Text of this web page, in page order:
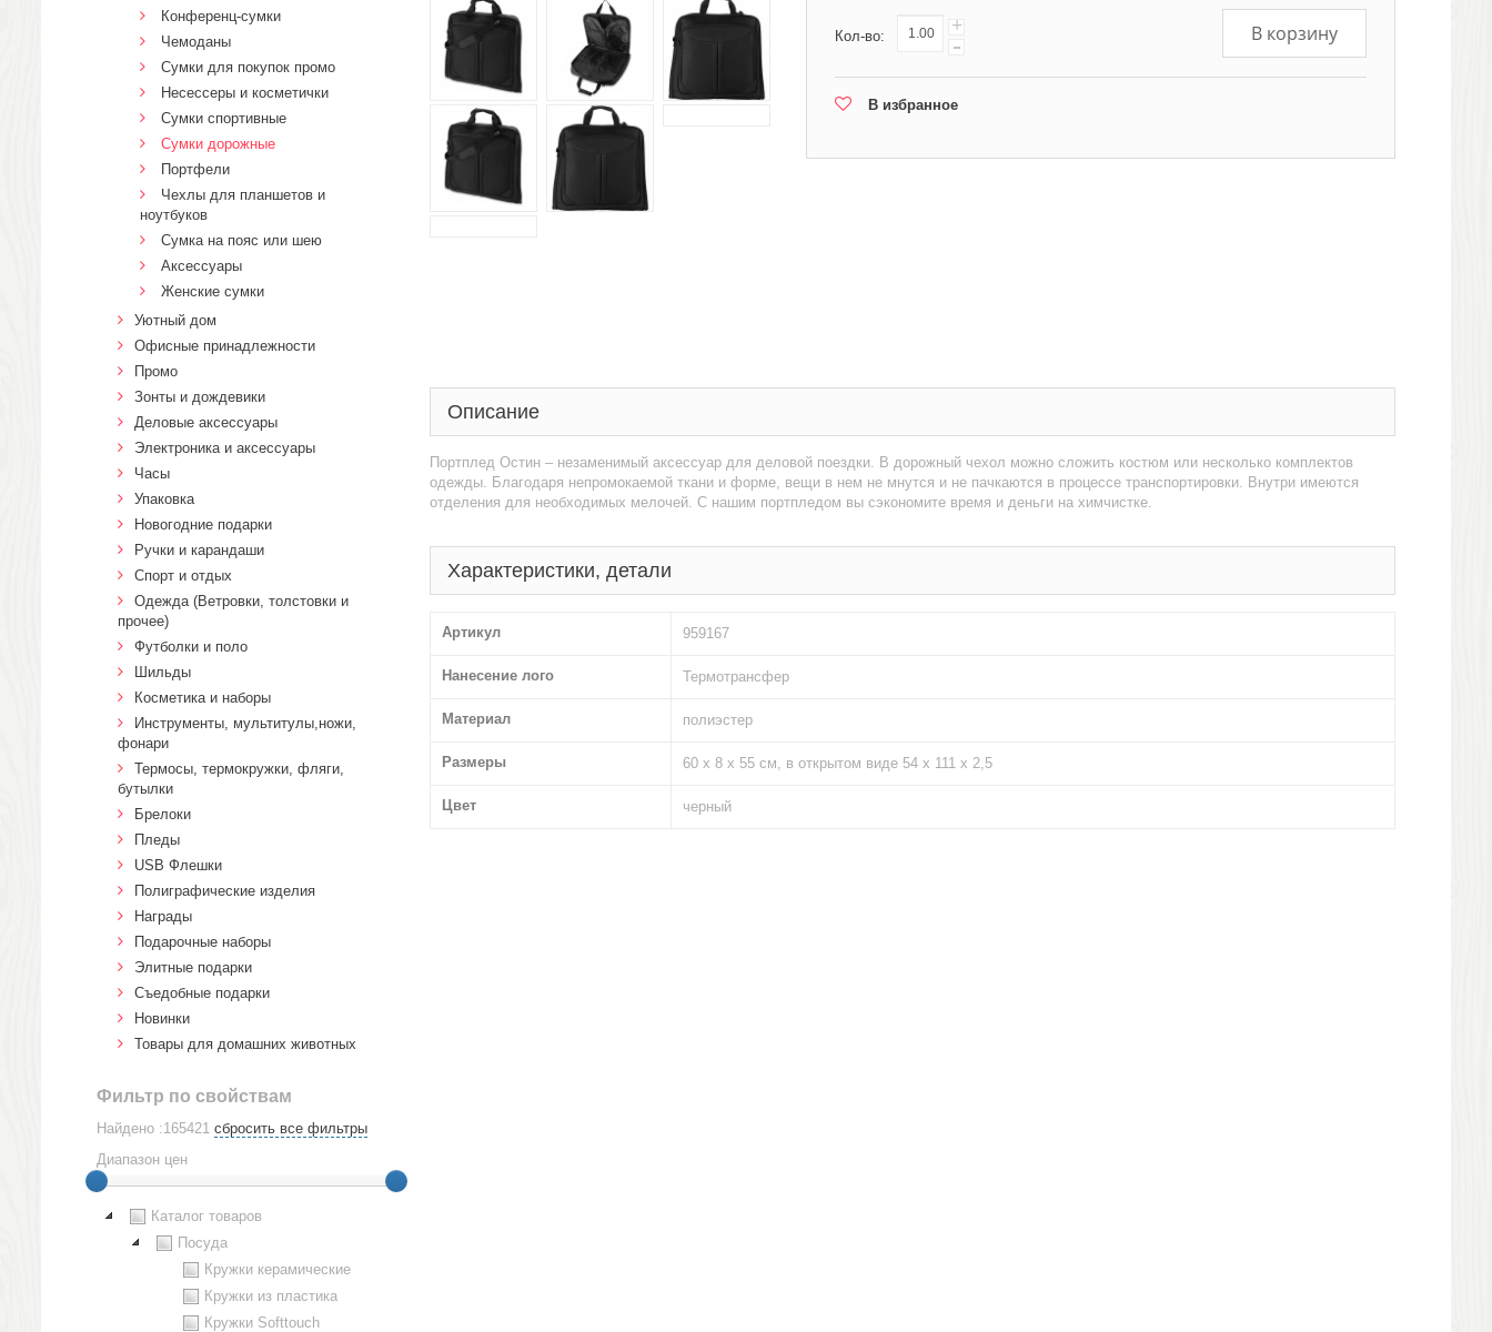
Кол-во: +
- В корзину
В избранное
Описание
Портплед Остин – незаменимый аксессуар для деловой поездки. В дорожный чехол можно сложить костюм или несколько комплектов
одежды. Благодаря непромокаемой ткани и форме, вещи в нем не мнутся и не пачкаются в процессе транспортировки. Внутри имеются
отделения для необходимых мелочей. С нашим портпледом вы сэкономите время и деньги на химчистке.
Характеристики, детали
Артикул 959167
Нанесение лого Термотрансфер
Материал полиэстер
Размеры 60 х 8 х 55 см, в открытом виде 54 х 111 х 2,5
Цвет черный
Конференц-сумки
Чемоданы
Сумки для покупок промо
Несессеры и косметички
Сумки спортивные
Сумки дорожные
Портфели
Чехлы для планшетов и
ноутбуков
Сумка на пояс или шею
Аксессуары
Женские сумки
Уютный дом
Офисные принадлежности
Промо
Зонты и дождевики
Деловые аксессуары
Электроника и аксессуары
Часы
Упаковка
Новогодние подарки
Ручки и карандаши
Спорт и отдых
Одежда (Ветровки, толстовки и
прочее)
Футболки и поло
Шильды
Косметика и наборы
Инструменты, мультитулы,ножи,
фонари
Термосы, термокружки, фляги,
бутылки
Брелоки
Пледы
USB Флешки
Полиграфические изделия
Награды
Подарочные наборы
Элитные подарки
Cъедобные подарки
Новинки
Товары для домашних животных
Фильтр по свойствам
Найдено :165421 сбросить все фильтры
Диапазон цен
Каталог товаров
Посуда
Кружки керамические
Кружки из пластика
Кружки Softtouch